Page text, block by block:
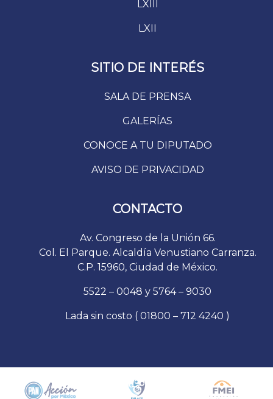
LXIII
LXII
SITIO DE INTERÉS
SALA DE PRENSA
GALERÍAS
CONOCE A TU DIPUTADO
AVISO DE PRIVACIDAD
CONTACTO
Av. Congreso de la Unión 66.
Col. El Parque. Alcaldía Venustiano Carranza.
C.P. 15960, Ciudad de México.
5522 – 0048 y 5764 – 9030
Lada sin costo ( 01800 – 712 4240 )